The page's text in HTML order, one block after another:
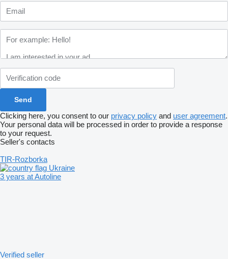
Clicking here, you consent to our privacy policy and user agreement.
Your personal data will be processed in order to provide a response
to your request.
Seller's contacts
TIR-Rozborka
Ukraine
3 years at Autoline
Verified seller